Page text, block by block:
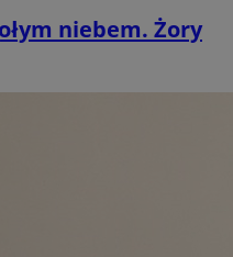
niebem. Żory